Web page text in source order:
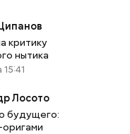
критику
нытика
Лосото
будущего: